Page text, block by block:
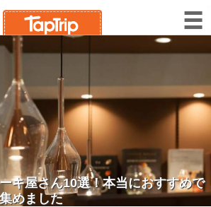
キ屋さん10選！本当におすすめで
めました